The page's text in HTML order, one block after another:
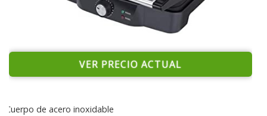
VER PRECIO ACTUAL
Cuerpo de acero inoxidable